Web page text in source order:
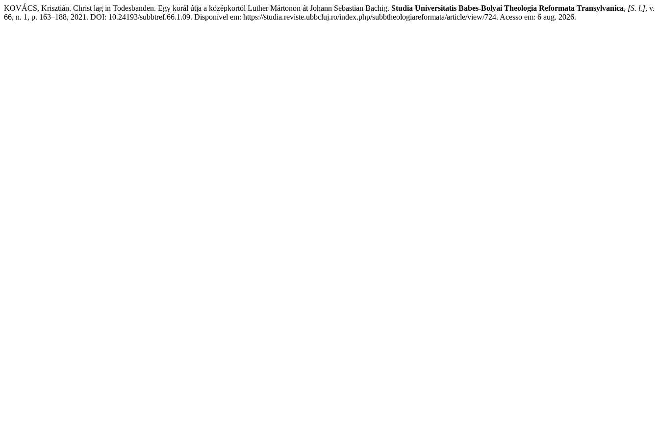
KOVÁCS, Krisztián. Christ lag in Todesbanden. Egy korál útja a középkortól Luther Mártonon át Johann Sebastian Bachig. Studia Universitatis Babes-Bolyai Theologia Reformata Transylvanica, [S. l.], v.
66, n. 1, p. 163–188, 2021. DOI: 10.24193/subbtref.66.1.09. Disponível em: https://studia.reviste.ubbcluj.ro/index.php/subbtheologiareformata/article/view/724. Acesso em: 6 aug. 2026.